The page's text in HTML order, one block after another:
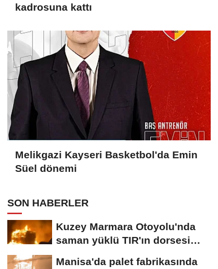
kadrosuna kattı
Melikgazi Kayseri Basketbol'da Emin
Süel dönemi
SON HABERLER
Kuzey Marmara Otoyolu'nda
saman yüklü TIR'ın dorsesi
Manisa'da palet fabrikasında